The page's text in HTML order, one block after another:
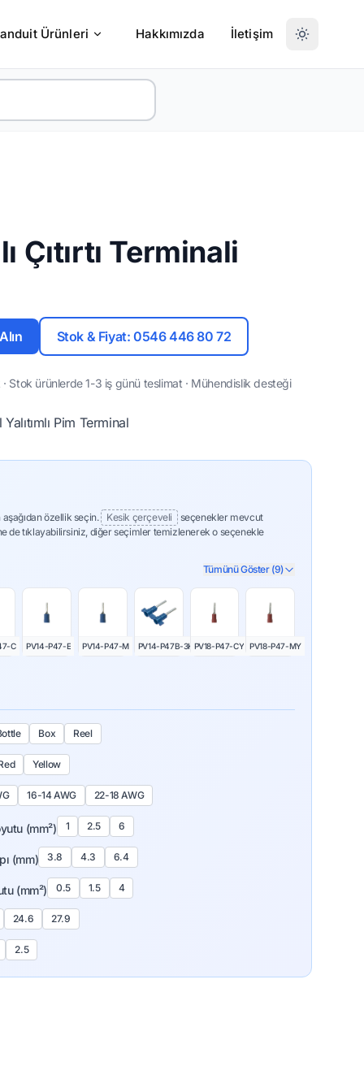
Ürünleri Hakkımızda İletişim
Çıtırtı Terminali
Stok & Fiyat: 0546 446 80 72
Stok ürünlerde 1-3 iş günü teslimat · Mühendislik desteği
Pim Terminal
aşağıdan özellik seçin. Kesik çerçeveli
seçenekler mevcut
de tıklayabilirsiniz, diğer seçimler temizlenerek o seçenekle
Tümünü Göster (9)
C PV14-P47-E PV14-P47-M PV14-P47B-3K PV18-P47-CY PV18-P47-MY
Box Reel
Yellow
16-14 AWG 22-18 AWG
(mm²) 1 2.5 6
(mm) 3.8 4.3 6.4
(mm²) 0.5 1.5 4
24.6 27.9
2.5